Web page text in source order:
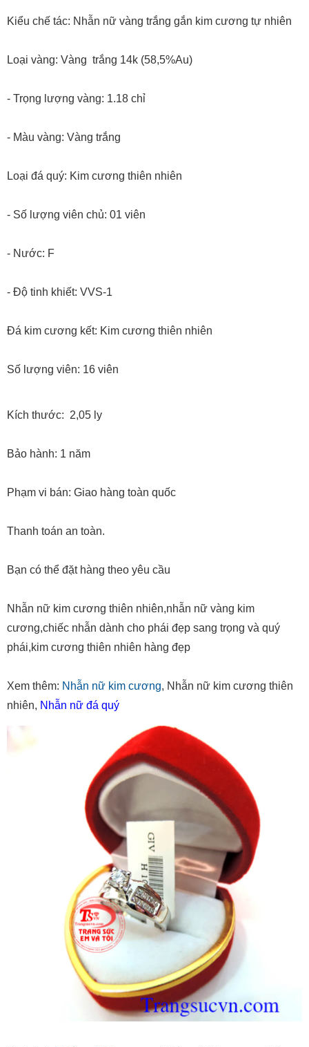
Kiểu chế tác: Nhẫn nữ vàng trắng gắn kim cương tự nhiên
Loại vàng: Vàng trắng 14k (58,5%Au)
- Trọng lượng vàng: 1.18 chỉ
- Màu vàng: Vàng trắng
Loại đá quý: Kim cương thiên nhiên
- Số lượng viên chủ: 01 viên
- Nước: F
- Độ tinh khiết: VVS-1
Đá kim cương kết: Kim cương thiên nhiên
Số lượng viên: 16 viên
Kích thước: 2,05 ly
Bảo hành: 1 năm
Phạm vi bán: Giao hàng toàn quốc
Thanh toán an toàn.
Bạn có thể đặt hàng theo yêu cầu
Nhẫn nữ kim cương thiên nhiên,nhẫn nữ vàng kim
cương,chiếc nhẫn dành cho phái đẹp sang trọng và quý
phái,kim cương thiên nhiên hàng đẹp
Xem thêm: Nhẫn nữ kim cương, Nhẫn nữ kim cương thiên
nhiên, Nhẫn nữ đá quý